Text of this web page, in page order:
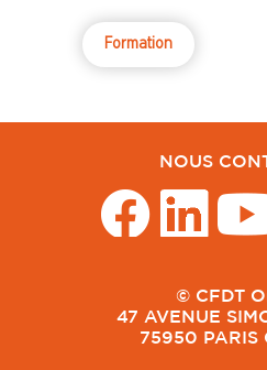
Formation
NOUS
© CFDT
47 AVENUE
75950 PARIS